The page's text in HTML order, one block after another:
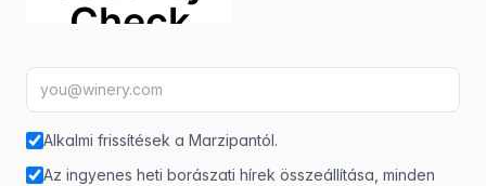
E-mail-cím
Alkalmi frissítések a Marzipantól.
Az ingyenes heti borászati hírek összeállítása, minden